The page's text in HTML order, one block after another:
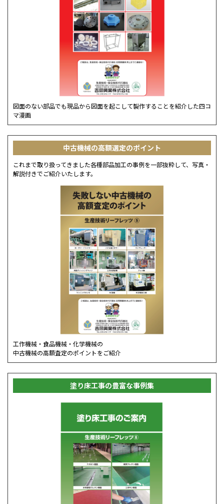
図面のない部品でも現品から図面を起こして製作することを紹介した四コ
マ漫画
中古機械の高額選定のポイント
これまで取り扱ってきました各種部品加工の事例を一部抜粋して、写真・
解説付きでご紹介いたします。
工作機械・食品機械・化学機械の
中古機械の高額査定のポイントをご紹介
塗り床工事の豊富な事例集